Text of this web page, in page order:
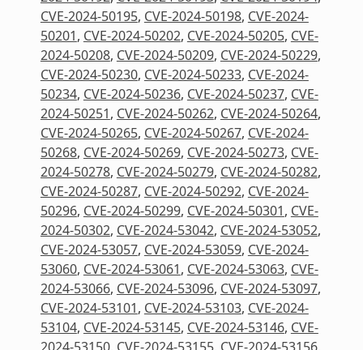
CVE-2024-50195, CVE-2024-50198, CVE-2024-
50201, CVE-2024-50202, CVE-2024-50205, CVE-
2024-50208, CVE-2024-50209, CVE-2024-50229,
CVE-2024-50230, CVE-2024-50233, CVE-2024-
50234, CVE-2024-50236, CVE-2024-50237, CVE-
2024-50251, CVE-2024-50262, CVE-2024-50264,
CVE-2024-50265, CVE-2024-50267, CVE-2024-
50268, CVE-2024-50269, CVE-2024-50273, CVE-
2024-50278, CVE-2024-50279, CVE-2024-50282,
CVE-2024-50287, CVE-2024-50292, CVE-2024-
50296, CVE-2024-50299, CVE-2024-50301, CVE-
2024-50302, CVE-2024-53042, CVE-2024-53052,
CVE-2024-53057, CVE-2024-53059, CVE-2024-
53060, CVE-2024-53061, CVE-2024-53063, CVE-
2024-53066, CVE-2024-53096, CVE-2024-53097,
CVE-2024-53101, CVE-2024-53103, CVE-2024-
53104, CVE-2024-53145, CVE-2024-53146, CVE-
2024-53150, CVE-2024-53155, CVE-2024-53156,